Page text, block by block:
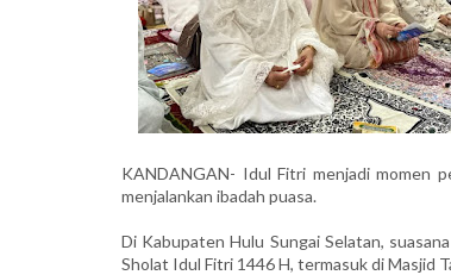
KANDANGAN- Idul Fitri menjadi momen
menjalankan ibadah puasa.
Di Kabupaten Hulu Sungai Selatan,
Sholat Idul Fitri 1446 H, termasuk di Masjid